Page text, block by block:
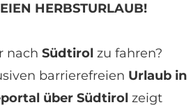
HERBSTURLAUB!
nach Südtirol zu fahren?
barrierefreien Urlaub in
über Südtirol zeigt